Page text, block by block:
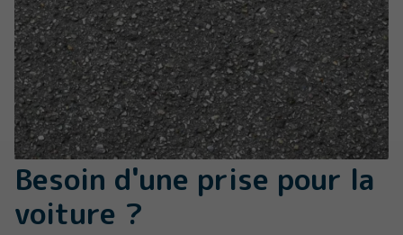
Besoin d'une prise pour la
voiture ?